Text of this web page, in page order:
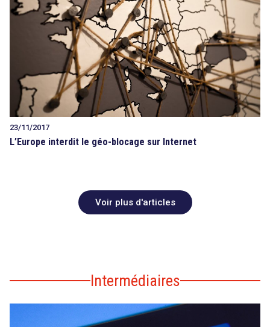
23/11/2017
L’Europe interdit le géo-blocage sur Internet
Voir plus d'articles
Intermédiaires